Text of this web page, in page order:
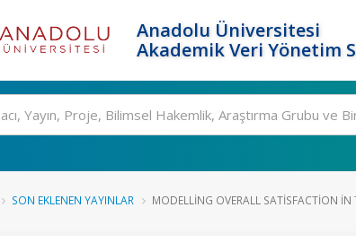
Anadolu Üniversitesi
Akademik Veri Yönetim
SON EKLENEN YAYINLAR MODELLING OVERALL SATISFACTION IN